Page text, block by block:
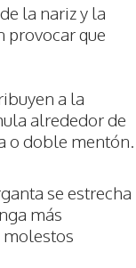
la nariz y la
provocar que
a la
alrededor de
o doble mentón.
se estrecha
más
molestos